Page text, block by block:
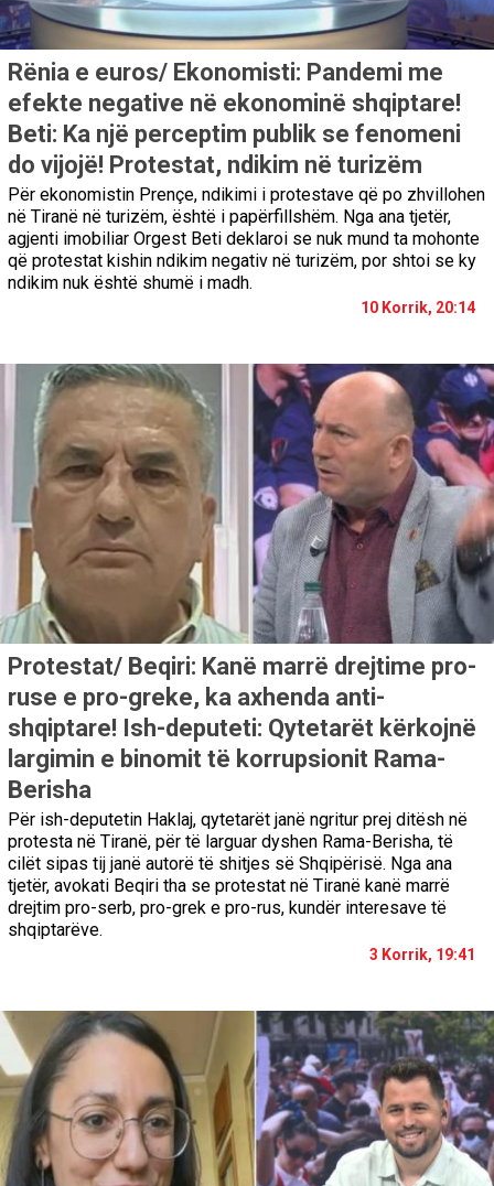
Rënia e euros/ Ekonomisti: Pandemi me
efekte negative në ekonominë shqiptare!
Beti: Ka një perceptim publik se fenomeni
do vijojë! Protestat, ndikim në turizëm
Për ekonomistin Prençe, ndikimi i protestave që po zhvillohen
në Tiranë në turizëm, është i papërfillshëm. Nga ana tjetër,
agjenti imobiliar Orgest Beti deklaroi se nuk mund ta mohonte
që protestat kishin ndikim negativ në turizëm, por shtoi se ky
ndikim nuk është shumë i madh.
10 Korrik, 20:14
Protestat/ Beqiri: Kanë marrë drejtime pro-
ruse e pro-greke, ka axhenda anti-
shqiptare! Ish-deputeti: Qytetarët kërkojnë
largimin e binomit të korrupsionit Rama-
Berisha
Për ish-deputetin Haklaj, qytetarët janë ngritur prej ditësh në
protesta në Tiranë, për të larguar dyshen Rama-Berisha, të
cilët sipas tij janë autorë të shitjes së Shqipërisë. Nga ana
tjetër, avokati Beqiri tha se protestat në Tiranë kanë marrë
drejtim pro-serb, pro-grek e pro-rus, kundër interesave të
shqiptarëve.
3 Korrik, 19:41